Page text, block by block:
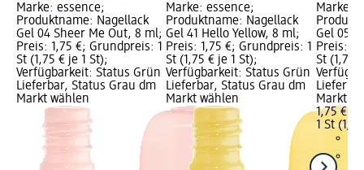
Marke: essence;
Produktname: Nagellack
Gel 04 Sheer Me Out, 8 ml;
Preis: 1,75 €; Grundpreis: 1
St (1,75 € je 1 St);
Verfügbarkeit: Status Grün
Lieferbar, Status Grau dm
Markt wählen
Marke: essence;
Produktname: Nagellack
Gel 41 Hello Yellow, 8 ml;
Preis: 1,75 €; Grundpreis: 1
St (1,75 € je 1 St);
Verfügbarkeit: Status Grün
Lieferbar, Status Grau dm
Markt wählen
Marke:
Gel 05
Preis:
St (1,75
Markt
1,75 €
1 St